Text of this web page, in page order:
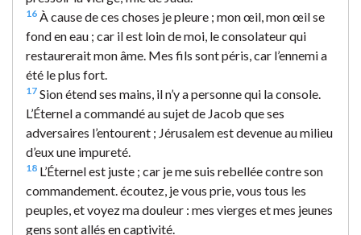
16 À cause de ces choses je pleure ; mon œil, mon œil se
fond en eau ; car il est loin de moi, le consolateur qui
restaurerait mon âme. Mes fils sont péris, car l’ennemi a
été le plus fort.
17 Sion étend ses mains, il n’y a personne qui la console.
L’Éternel a commandé au sujet de Jacob que ses
adversaires l’entourent ; Jérusalem est devenue au milieu
d’eux une impureté.
18 L’Éternel est juste ; car je me suis rebellée contre son
commandement. écoutez, je vous prie, vous tous les
peuples, et voyez ma douleur : mes vierges et mes jeunes
gens sont allés en captivité.